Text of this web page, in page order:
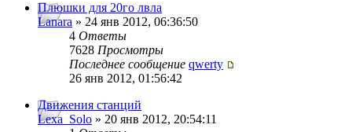
Плюшки для 20го лвла
Lanara » 24 янв 2012, 06:36:50
4 Ответы
7628 Просмотры
Последнее сообщение qwerty
26 янв 2012, 01:56:42
Движения станций
Lexa_Solo » 20 янв 2012, 20:54:11